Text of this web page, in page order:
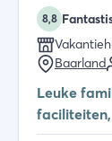
8,8
Baarland
Leuke